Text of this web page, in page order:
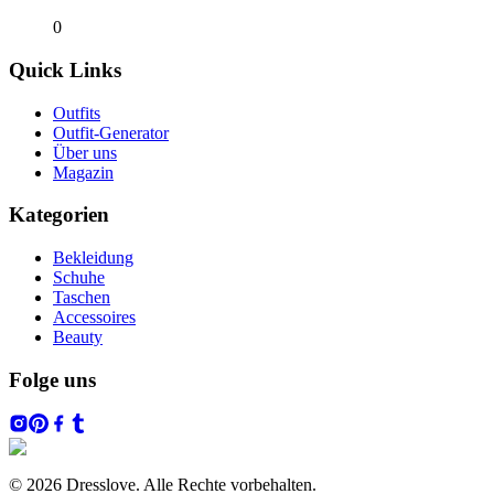
0
Quick Links
Outfits
Outfit-Generator
Über uns
Magazin
Kategorien
Bekleidung
Schuhe
Taschen
Accessoires
Beauty
Folge uns
© 2026 Dresslove. Alle Rechte vorbehalten.